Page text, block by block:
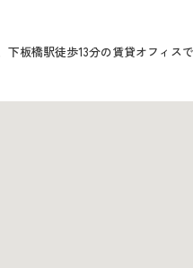
板橋駅徒歩13分の賃貸オフィスで